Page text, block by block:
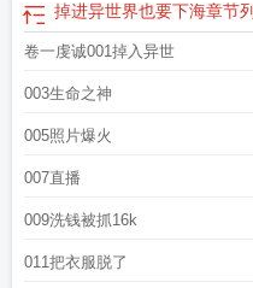
掉进异世界也要下海章节
卷一虔诚001掉入异世
003生命之神
005照片爆火
007直播
009洗钱被抓16k
011把衣服脱了